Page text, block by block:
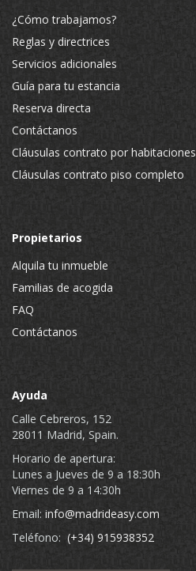
¿Cómo trabajamos?
Reglas y directrices
Servicios adicionales
Guía para tu estancia
Reserva directa
Contáctanos
Cláusulas contrato por habitaciones
Cláusulas contrato piso completo
Propietarios
Alquila tu inmueble
Familias de acogida
FAQ
Contáctanos
Ayuda
Calle Cebreros, 152
28011 Madrid, Spain.
Horario de apertura:
Lunes a Jueves de 9 a 18:30h
Viernes de 9 a 14:30h
Email: info@madrideasy.com
Teléfono: (+34) 915938352